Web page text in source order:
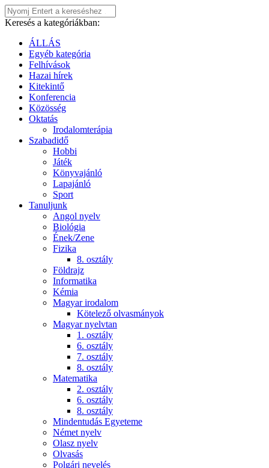
Keresés a kategóriákban:
ÁLLÁS
Egyéb kategória
Felhívások
Hazai hírek
Kitekintő
Konferencia
Közösség
Oktatás
Irodalomterápia
Szabadidő
Hobbi
Játék
Könyvajánló
Lapajánló
Sport
Tanuljunk
Angol nyelv
Biológia
Ének/Zene
Fizika
8. osztály
Földrajz
Informatika
Kémia
Magyar irodalom
Kötelező olvasmányok
Magyar nyelvtan
1. osztály
6. osztály
7. osztály
8. osztály
Matematika
2. osztály
6. osztály
8. osztály
Mindentudás Egyeteme
Német nyelv
Olasz nyelv
Olvasás
Polgári nevelés